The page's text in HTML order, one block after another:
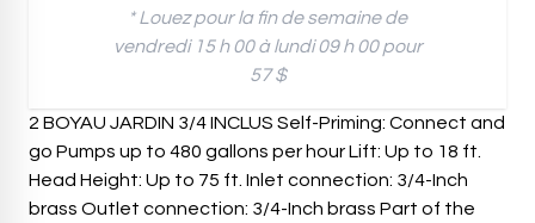
* Louez pour la fin de semaine de
vendredi 15 h 00 à lundi 09 h 00 pour
57 $
2 BOYAU JARDIN 3/4 INCLUS Self-Priming: Connect and
go Pumps up to 480 gallons per hour Lift: Up to 18 ft.
Head Height: Up to 75 ft. Inlet connection: 3/4-Inch
brass Outlet connection: 3/4-Inch brass Part of the